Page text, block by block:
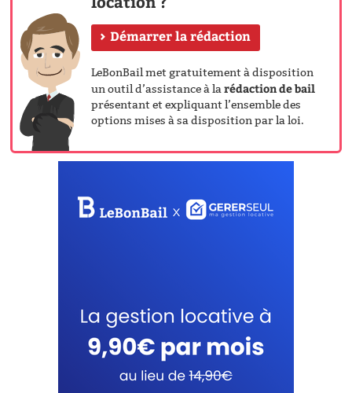
Démarrer la rédaction
LeBonBail met gratuitement à disposition
un outil d’assistance à larédaction de bail
présentant et expliquant l’ensemble des
options mises à sa disposition par la loi.